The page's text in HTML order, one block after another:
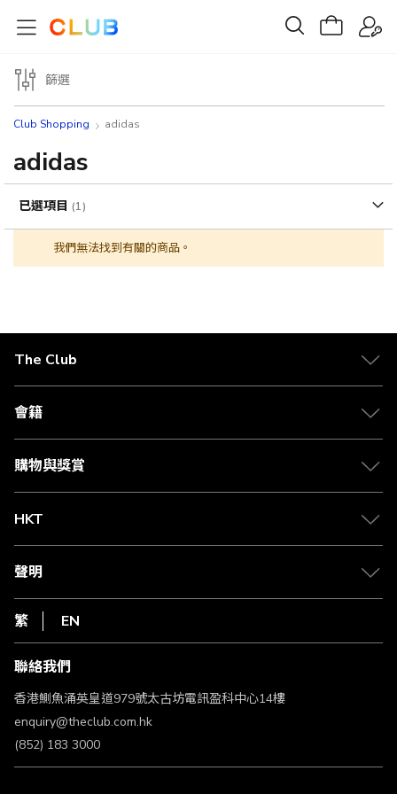
Club Shopping adidas
adidas
我們無法找到有關的商品。
篩選
已選項目
The Club
關於 The Club
合作夥伴
媒體中心
會籍
會籍及專屬禮遇
賺取積分
購物與獎賞
物流與配送
Club Shopping 商品領取站
常見問題
HKT
csl.
1010
HKT
聲明
私隱聲明
使用條款
條款及細則
不歧視及不騷擾聲明
認可牌照及通告
繁 EN
聯絡我們
香港鰂魚涌英皇道979號太古坊電訊盈科中心14樓
enquiry@theclub.com.hk
(852) 183 3000